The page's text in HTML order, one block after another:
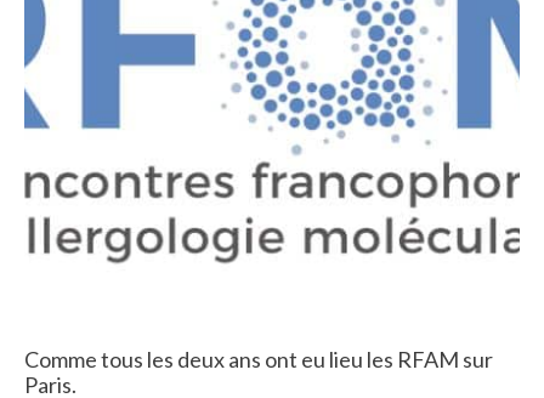
Comme tous les deux ans ont eu lieu les RFAM sur
Paris.